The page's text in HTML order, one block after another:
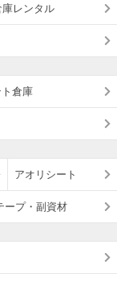
レンタル
倉庫
アオリシート
ープ・副資材